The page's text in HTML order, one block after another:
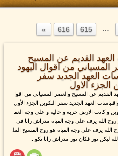
…
615
616
العهد القديم عن المسيح
المسياني من اقوال اليهود
العهد الجديد سفر
الجزء الاول
القديم عن المسيح والعصر المسياني من اقوا
العهد الجديد سفر التكوين الجزء الأول
و كانت الارض خربة و خالية و على وجه الغم
الله يرف على وجه المياه مدراش رابا في
الله يرف على وجه المياه هو روح المسيح المل
ليكن نور فكان نور مدراش رابا تكو...